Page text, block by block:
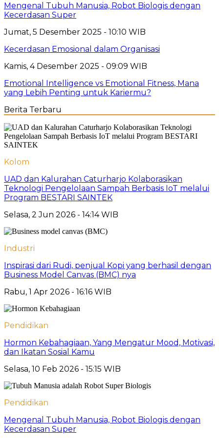
Mengenal Tubuh Manusia, Robot Biologis dengan
Kecerdasan Super
Jumat, 5 Desember 2025 - 10:10 WIB
Kecerdasan Emosional dalam Organisasi
Kamis, 4 Desember 2025 - 09:09 WIB
Emotional Intelligence vs Emotional Fitness, Mana
yang Lebih Penting untuk Kariermu?
Berita Terbaru
Kolom
UAD dan Kalurahan Caturharjo Kolaborasikan
Teknologi Pengelolaan Sampah Berbasis IoT melalui
Program BESTARI SAINTEK
Selasa, 2 Jun 2026 - 14:14 WIB
Industri
Inspirasi dari Rudi, penjual Kopi yang berhasil dengan
Business Model Canvas (BMC) nya
Rabu, 1 Apr 2026 - 16:16 WIB
Pendidikan
Hormon Kebahagiaan, Yang Mengatur Mood, Motivasi,
dan Ikatan Sosial Kamu
Selasa, 10 Feb 2026 - 15:15 WIB
Pendidikan
Mengenal Tubuh Manusia, Robot Biologis dengan
Kecerdasan Super